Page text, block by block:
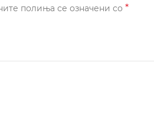
полиња се означени со *